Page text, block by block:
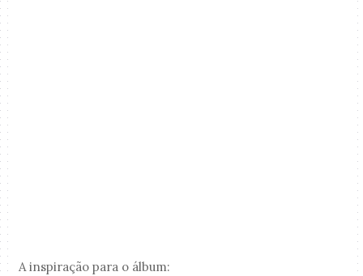
A inspiração para o álbum: